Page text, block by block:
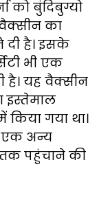
को बुंदिबुग्यो
का
है। इसके
भी एक
है। यह वैक्सीन
इस्तेमाल
किया गया था।
एक अन्य
तक पहुंचाने की